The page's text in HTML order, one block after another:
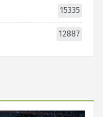
15335
12887